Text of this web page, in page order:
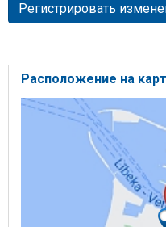
Регистрировать
Расположение на